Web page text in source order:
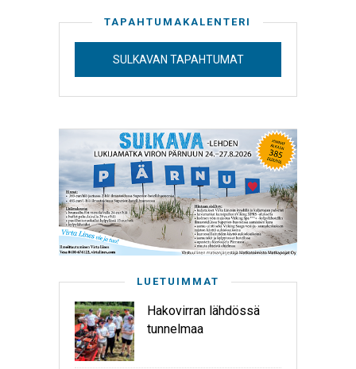
TAPAHTUMAKALENTERI
SULKAVAN TAPAHTUMAT
LUETUIMMAT
Hakovirran lähdössä
tunnelmaa